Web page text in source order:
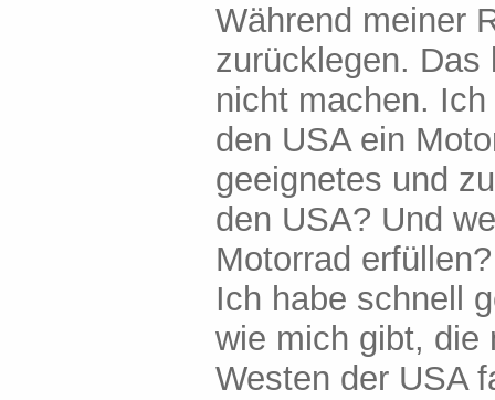
Während meiner
zurücklegen. Das
nicht machen.
den USA ein
geeignetes und
den USA? Und
Motorrad erfüllen?
Ich habe schnell
wie mich gibt, die
Westen der USA